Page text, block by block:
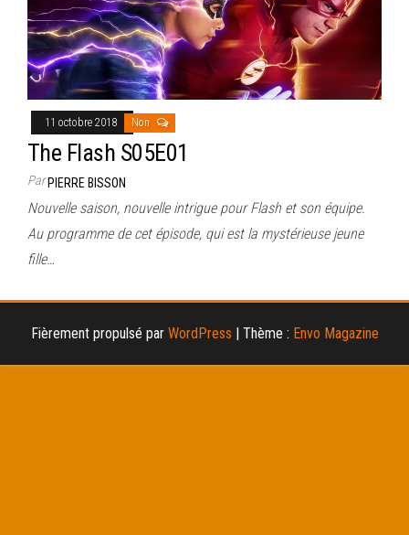
11 octobre 2018 Non
The Flash S05E01
ParPIERRE BISSON
Nouvelle saison, nouvelle intrigue pour Flash et son équipe.
Au programme de cet épisode, qui est la mystérieuse jeune
fille…
Fièrement propulsé par WordPress | Thème : Envo Magazine